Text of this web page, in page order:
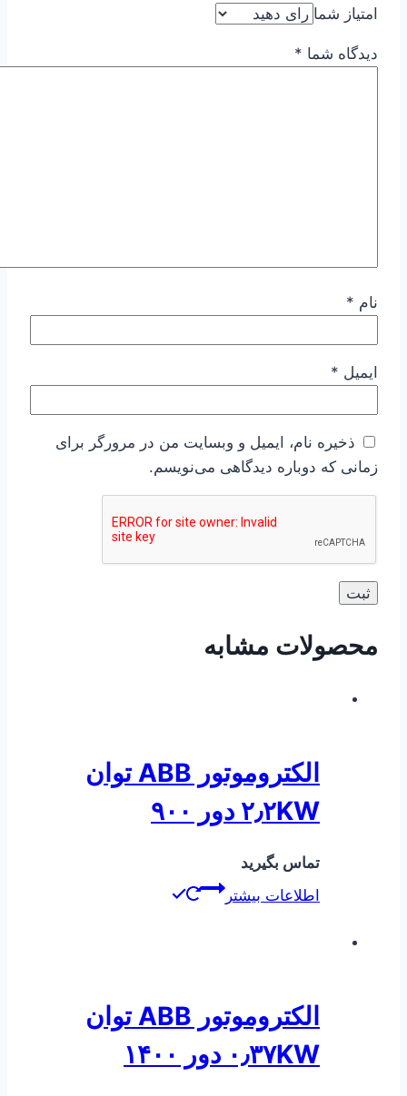
امتیاز شما
دیدگاه شما *
نام *
ایمیل *
ذخیره نام، ایمیل و وبسایت من در مرورگر برای
زمانی که دوباره دیدگاهی می‌نویسم.
محصولات مشابه
الکتروموتور ABB توان
۲٫۲KW دور ۹۰۰
تماس بگیرید
اطلاعات بیشتر
الکتروموتور ABB توان
۰٫۳۷KW دور ۱۴۰۰